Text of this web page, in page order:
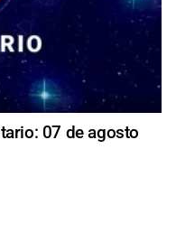
07 de agosto